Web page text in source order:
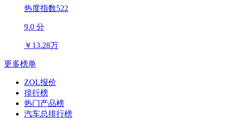
热度指数522
9.0 分
￥ 13.28万
更多榜单
ZOL报价
排行榜
热门产品榜
汽车总排行榜